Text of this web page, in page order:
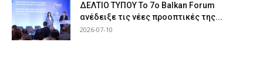
ΔΕΛΤΙΟ ΤΥΠΟΥ Το 7ο Balkan Forum
ανέδειξε τις νέες προοπτικές της...
2026-07-10